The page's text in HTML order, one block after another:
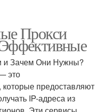
Прокси
и Зачем Они Нужны?
это
предоставляют
IP-адреса из